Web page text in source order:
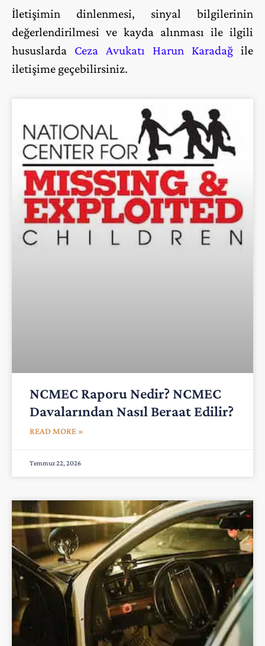
İletişimin dinlenmesi, sinyal bilgilerinin
değerlendirilmesi ve kayda alınması ile ilgili
hususlarda Ceza Avukatı Harun Karadağ ile
iletişime geçebilirsiniz.
NCMEC Raporu Nedir? NCMEC
Davalarından Nasıl Beraat Edilir?
READ MORE »
Temmuz 22, 2026